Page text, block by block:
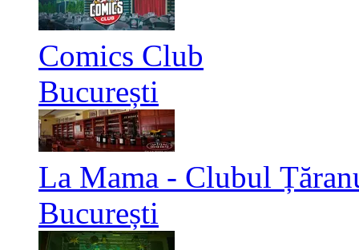
Comics Club
București
La Mama - Clubul
București